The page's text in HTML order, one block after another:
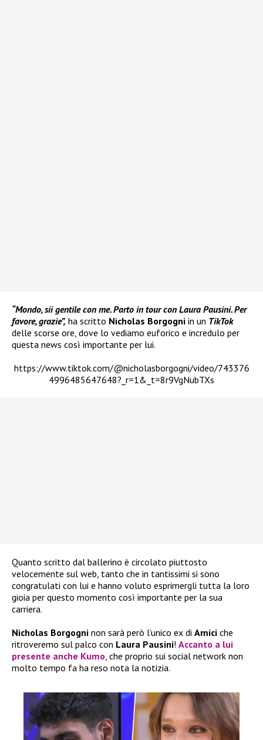
“Mondo, sii gentile con me. Parto in tour con Laura Pausini. Per
favore, grazie”, ha scritto Nicholas Borgogni in un TikTok
delle scorse ore, dove lo vediamo euforico e incredulo per
questa news così importante per lui.
https://www.tiktok.com/@nicholasborgogni/video/743376
4996485647648?_r=1&_t=8r9VgNubTXs
Quanto scritto dal ballerino è circolato piuttosto
velocemente sul web, tanto che in tantissimi si sono
congratulati con lui e hanno voluto esprimergli tutta la loro
gioia per questo momento così importante per la sua
carriera.
Nicholas Borgogni non sarà però l’unico ex di Amici che
ritroveremo sul palco con Laura Pausini! Accanto a lui
presente anche Kumo, che proprio sui social network non
molto tempo fa ha reso nota la notizia.